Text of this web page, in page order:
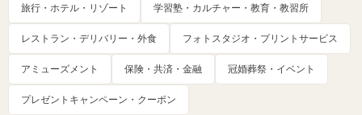
旅行・ホテル・リゾート 学習塾・カルチャー・教育・教習所
レストラン・デリバリー・外食 フォトスタジオ・プリントサービス
アミューズメント 保険・共済・金融 冠婚葬祭・イベント
プレゼントキャンペーン・クーポン